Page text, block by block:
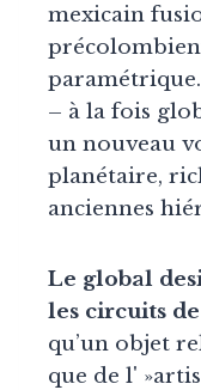
mexicain
paramétrique.
– à la fois
un nouveau
planétaire,
anciennes
Le global
les circuits
qu’un objet
que de l'